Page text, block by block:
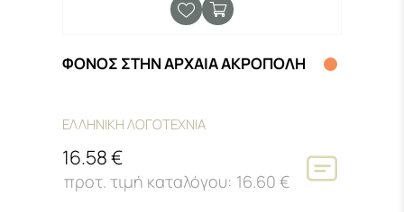
ΦΟΝΟΣ ΣΤΗΝ ΑΡΧΑΙΑ ΑΚΡΟΠΟΛΗ
ΕΛΛΗΝΙΚΗ ΛΟΓΟΤΕΧΝΙΑ
16.58 €
16.60 €